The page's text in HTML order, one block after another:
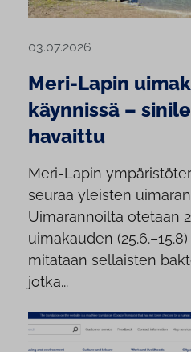
03.07.2026
Meri-Lapin
käynnissä –
havaittu
Meri-Lapin
seuraa yleisten
Uimarannoilta otetaan
uimakauden
mitataan sellaisten
jotka...